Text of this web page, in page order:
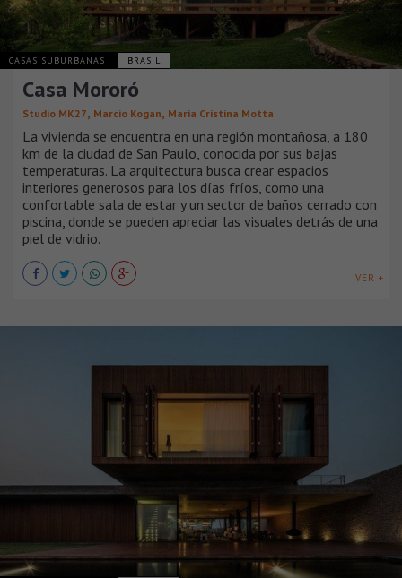
CASAS SUBURBANAS BRASIL
Casa Mororó
Studio MK27, Marcio Kogan, Maria Cristina Motta
La vivienda se encuentra en una región montañosa, a 180
km de la ciudad de San Paulo, conocida por sus bajas
temperaturas. La arquitectura busca crear espacios
interiores generosos para los días fríos, como una
confortable sala de estar y un sector de baños cerrado con
piscina, donde se pueden apreciar las visuales detrás de una
piel de vidrio.
VER +